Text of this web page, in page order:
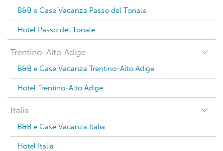
B&B e Case Vacanza Passo del Tonale
Hotel Passo del Tonale
Trentino-Alto Adige
B&B e Case Vacanza Trentino-Alto Adige
Hotel Trentino-Alto Adige
Italia
B&B e Case Vacanza Italia
Hotel Italia